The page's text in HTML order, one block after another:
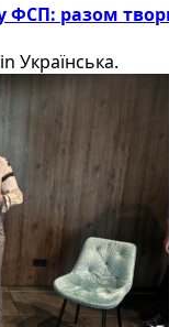
ФСП: разом
Українська.